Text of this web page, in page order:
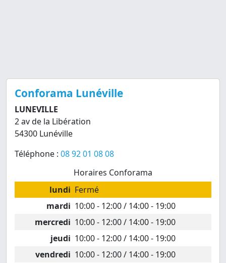
Conforama Lunéville
LUNEVILLE
2 av de la Libération
54300 Lunéville
Téléphone : 08 92 01 08 08
Horaires Conforama
lundi Fermé
mardi 10:00 - 12:00 / 14:00 - 19:00
mercredi 10:00 - 12:00 / 14:00 - 19:00
jeudi 10:00 - 12:00 / 14:00 - 19:00
vendredi 10:00 - 12:00 / 14:00 - 19:00